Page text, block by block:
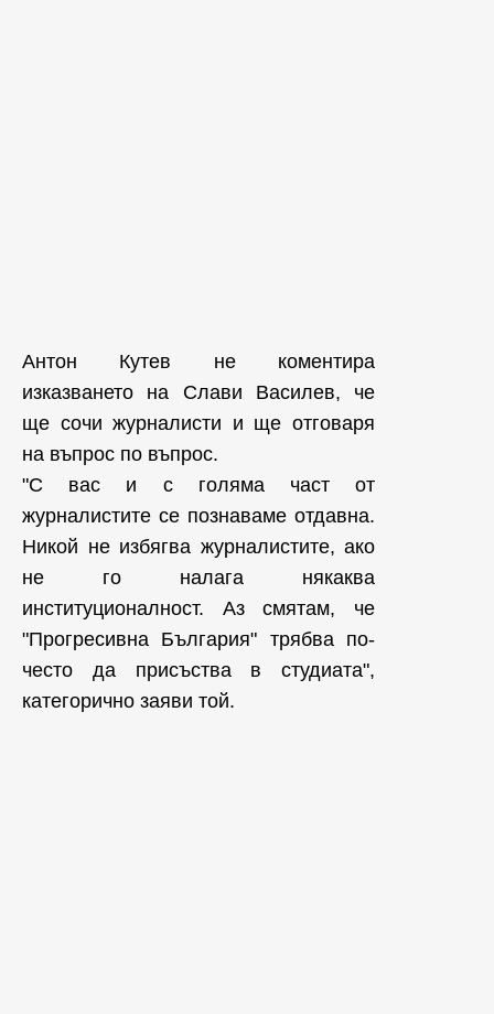
Антон Кутев не коментира
изказването на Слави Василев, че
ще сочи журналисти и ще отговаря
на въпрос по въпрос.
"С вас и с голяма част от
журналистите се познаваме отдавна.
Никой не избягва журналистите, ако
не го налага някаква
институционалност. Аз смятам, че
"Прогресивна България" трябва по-
често да присъства в студиата",
категорично заяви той.